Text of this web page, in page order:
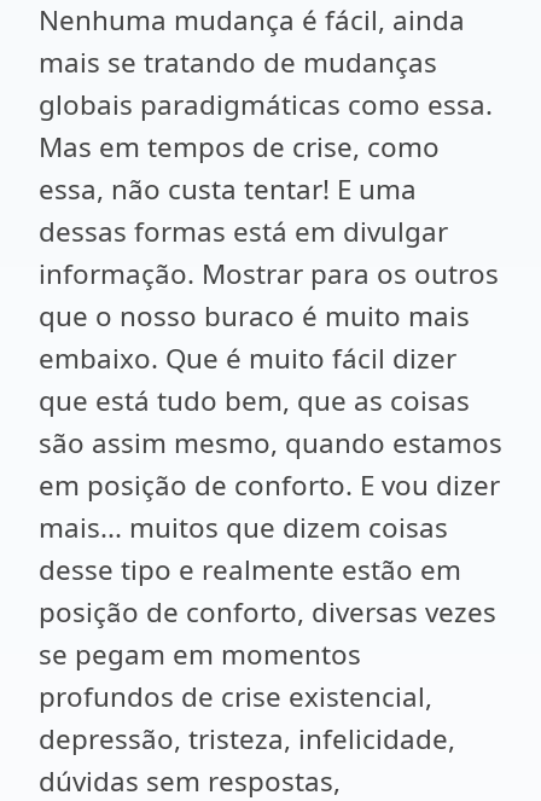
Nenhuma mudança é fácil, ainda
mais se tratando de mudanças
globais paradigmáticas como essa.
Mas em tempos de crise, como
essa, não custa tentar! E uma
dessas formas está em divulgar
informação. Mostrar para os outros
que o nosso buraco é muito mais
embaixo. Que é muito fácil dizer
que está tudo bem, que as coisas
são assim mesmo, quando estamos
em posição de conforto. E vou dizer
mais... muitos que dizem coisas
desse tipo e realmente estão em
posição de conforto, diversas vezes
se pegam em momentos
profundos de crise existencial,
depressão, tristeza, infelicidade,
dúvidas sem respostas,